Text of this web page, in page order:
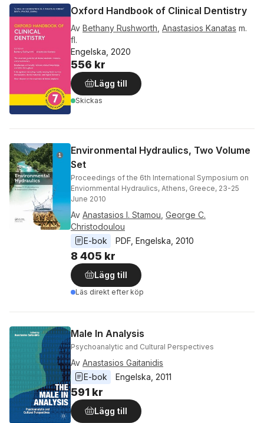
Oxford Handbook of Clinical Dentistry
Av Bethany Rushworth, Anastasios Kanatas m.
fl.
Engelska, 2020
556 kr
Lägg till
Skickas
Environmental Hydraulics, Two Volume
Set
Proceedings of the 6th International Symposium on
Enviornmental Hydraulics, Athens, Greece, 23-25
June 2010
Av Anastasios I. Stamou George C.
Christodoulou
E-bok
PDF Engelska 2010
8 405 kr
Lägg till
Läs direkt efter köp
Male In Analysis
Psychoanalytic and Cultural Perspectives
Av Anastasios Gaitanidis
E-bok
Engelska 2011
591 kr
Lägg till